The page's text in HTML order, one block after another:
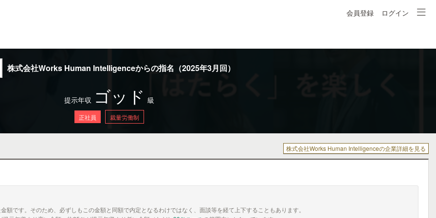
会員登録 ログイン
株式会社Works Human Intelligenceからの指名（2025年3月回）
提示年収 ゴッド 級
正社員 裁量労働制
株式会社Works Human Intelligenceの企業詳細を見る
です。そのため、必ずしもこの金額と同額で内定となるわけではなく、面談等を経て上下することもあります。